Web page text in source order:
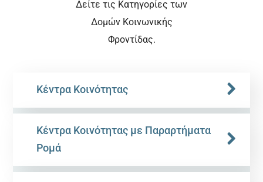
Δείτε τις Κατηγορίες των
Δομών Κοινωνικής
Φροντίδας.
Κέντρα Κοινότητας
Κέντρα Κοινότητας με Παραρτήματα
Ρομά